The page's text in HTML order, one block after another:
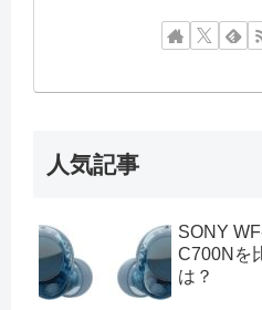
人気記事
SONY
C700Nを
は？